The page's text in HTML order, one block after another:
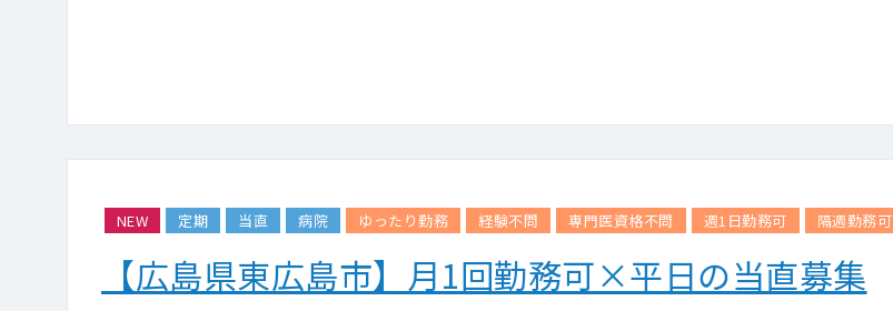
NEW 定期 当直 病院 ゆったり勤務 経験不問 専門医資格不問 週1日勤務可 隔週勤務可
【広島県東広島市】月1回勤務可×平日の当直募集